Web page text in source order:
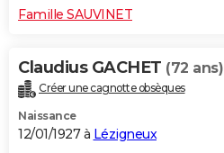
Famille SAUVINET
Claudius GACHET (72 ans)
Créer une cagnotte obsèques
Naissance
12/01/1927 à Lézigneux